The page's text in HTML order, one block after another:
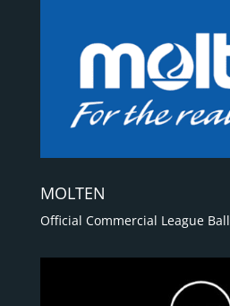
MOLTEN
Official Commercial League Ball